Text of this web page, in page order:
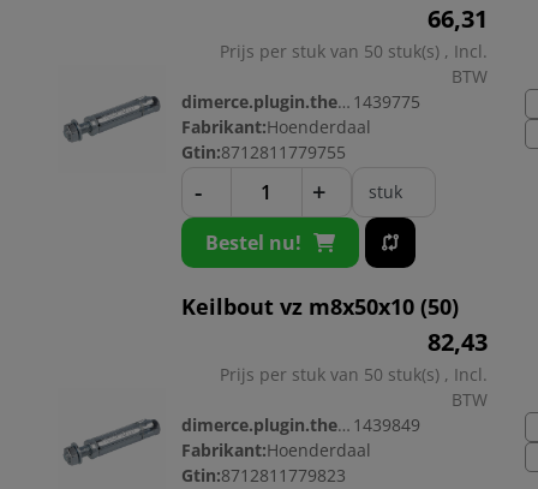
66,31
Prijs per stuk van 50 stuk(s) , Incl.
BTW
dimerce.plugin.theme.productnr: 1439775
Fabrikant:Hoenderdaal
Gtin:8712811779755
- + stuk
Bestel nu!
Keilbout vz m8x50x10 (50)
82,43
Prijs per stuk van 50 stuk(s) , Incl.
BTW
dimerce.plugin.theme.productnr: 1439849
Fabrikant:Hoenderdaal
Gtin:8712811779823